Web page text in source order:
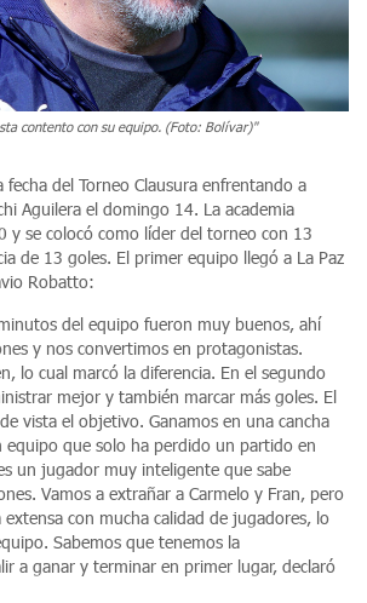
contento con su equipo. (Foto: Bolívar)"
del Torneo Clausura enfrentando a
Aguilera el domingo 14. La academia
y se colocó como líder del torneo con 13
de 13 goles. El primer equipo llegó a La Paz
Robatto:
del equipo fueron muy buenos, ahí
y nos convertimos en protagonistas.
lo cual marcó la diferencia. En el segundo
mejor y también marcar más goles. El
vista el objetivo. Ganamos en una cancha
equipo que solo ha perdido un partido en
un jugador muy inteligente que sabe
Vamos a extrañar a Carmelo y Fran, pero
con mucha calidad de jugadores, lo
Sabemos que tenemos la
a ganar y terminar en primer lugar, declaró